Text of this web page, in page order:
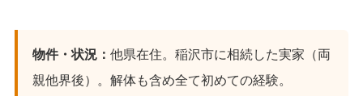
物件・状況： 他県在住。稲沢市に相続した実家（両
親他界後）。解体も含め全て初めての経験。